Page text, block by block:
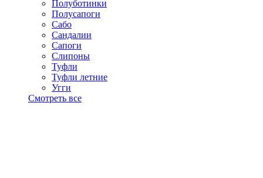
Полуботинки
Полусапоги
Сабо
Сандалии
Сапоги
Слипоны
Туфли
Туфли летние
Угги
Смотреть все